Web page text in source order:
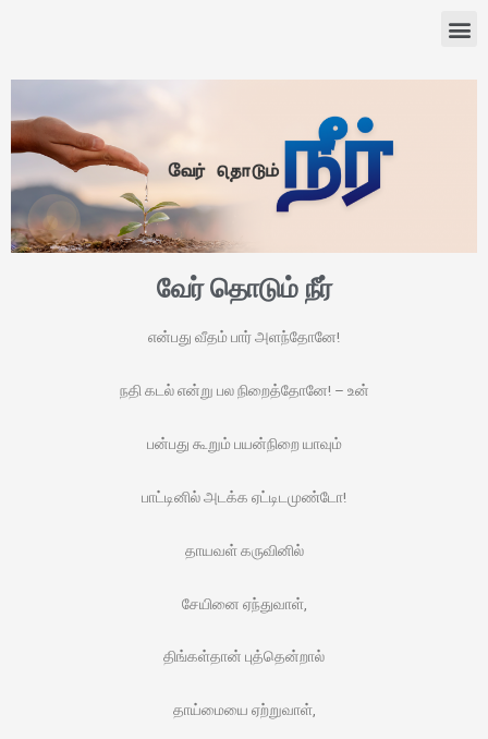
வேர் தொடும் நீர்
என்பது வீதம் பார் அளந்தோனே!
நதி கடல் என்று பல நிறைத்தோனே! – உன்
பன்பது கூறும் பயன்நிறை யாவும்
பாட்டினில் அடக்க ஏட்டிடமுண்டோ!
தாயவள் கருவினில்
சேயினை ஏந்துவாள்,
திங்கள்தான் புத்தென்றால்
தாய்மையை ஏற்றுவாள்,